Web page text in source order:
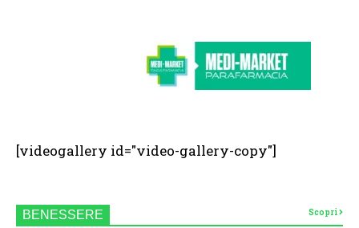
[videogallery id="video-gallery-copy"]
BENESSERE Scopri